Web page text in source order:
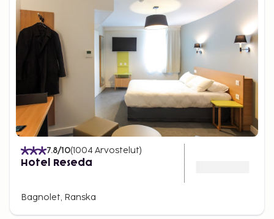
7.8/10(1004 Arvostelut)
Hotel Reseda
Bagnolet, Ranska